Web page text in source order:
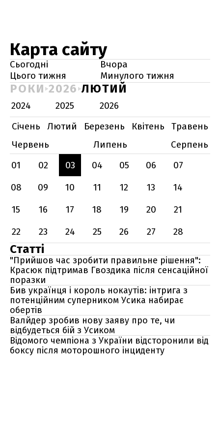
Карта сайту
Сьогодні
Вчора
Цього тижня
Минулого тижня
РОКИ 2026 ЛЮТИЙ
2024 2025
2026
Січень
Лютий Березень Квітень
Травень
Червень
Липень
Серпень
01
02 03 04 05 06
07
08
09 10 11 12 13
14
15
16 17 18 19 20
21
22
23 24 25 26 27 28
Статті
"Прийшов час зробити правильне рішення":
Красюк підтримав Гвоздика після сенсаційної
поразки
Бив українця і король нокаутів: інтрига з
потенційним суперником Усика набирає
обертів
Валйдер зробив нову заяву про те, чи
відбудеться бій з Усиком
Відомого чемпіона з України відсторонили від
боксу після моторошного інциденту